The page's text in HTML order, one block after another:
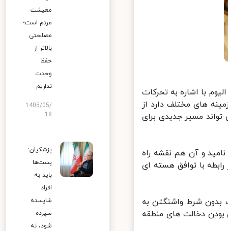
با اشاره به تحرکات
های مختلف دارد از
مسیر جدیدی برای
و آن هم نقشه راه
با توافق هسته ای
شرط واشنگتن به
دخالت های منطقه
معیشت
مردم است؛
مصلحتی
بالاتر از
حفظ
وحدت
نداریم
1405/05/
18
پزشکیان:
پست‌ها
باید به
افراد
شایسته
سپرده
شود، نه